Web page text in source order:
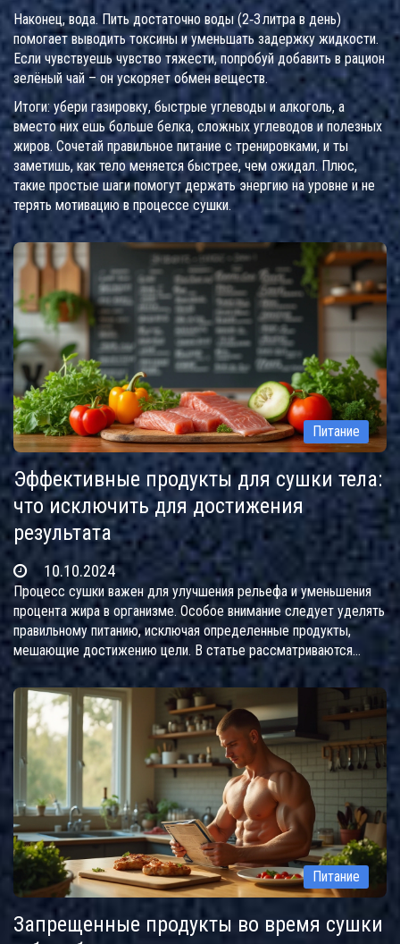
Наконец, вода. Пить достаточно воды (2‑3 литра в день)
помогает выводить токсины и уменьшать задержку жидкости.
Если чувствуешь чувство тяжести, попробуй добавить в рацион
зелёный чай – он ускоряет обмен веществ.
Итоги: убери газировку, быстрые углеводы и алкоголь, а
вместо них ешь больше белка, сложных углеводов и полезных
жиров. Сочетай правильное питание с тренировками, и ты
заметишь, как тело меняется быстрее, чем ожидал. Плюс,
такие простые шаги помогут держать энергию на уровне и не
терять мотивацию в процессе сушки.
Питание
Эффективные продукты для сушки тела:
что исключить для достижения
результата
10.10.2024
Процесс сушки важен для улучшения рельефа и уменьшения
процента жира в организме. Особое внимание следует уделять
правильному питанию, исключая определенные продукты,
мешающие достижению цели. В статье рассматриваются
основополагающие аспекты питания при сушке, даются советы
по замене нежелательных продуктов и обсуждаются тонкости
подхода к этому процессу. Читатели узнают, какие привычки
питания помогут создать идеальное тело, не нанося вреда
здоровью.
Питание
Запрещенные продукты во время сушки